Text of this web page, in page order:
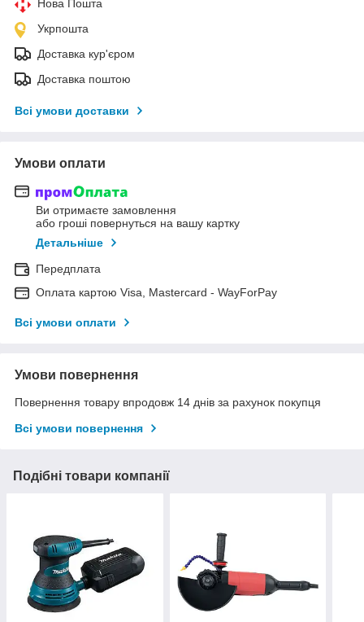
Нова Пошта
Укрпошта
Доставка кур'єром
Доставка поштою
Всі умови доставки
Умови оплати
Ви отримаєте замовлення
або гроші повернуться на вашу картку
Детальніше
Передплата
Оплата картою Visa, Mastercard - WayForPay
Всі умови оплати
Умови повернення
Повернення товару впродовж 14 днів за рахунок покупця
Всі умови повернення
Подібні товари компанії